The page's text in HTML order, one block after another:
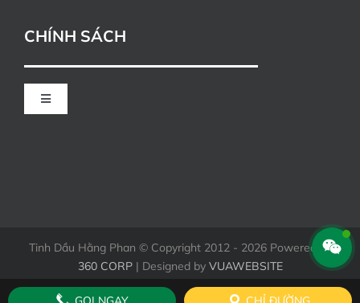
CHÍNH SÁCH
Toggle
Tinh Dầu Hằng Phan © Copyright 2012 - 2026 Powered by
360 CORP| Designed by VUAWEBSITE